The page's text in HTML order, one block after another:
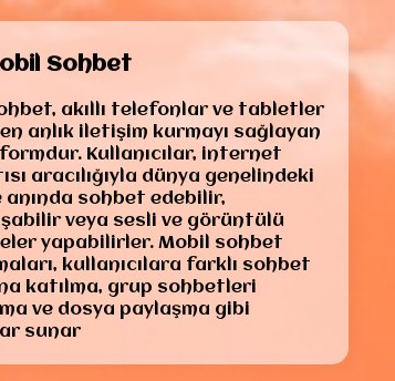
Sohbet
akıllı telefonlar ve tabletler
anlık iletişim kurmayı sağlayan
Kullanıcılar, internet
aracılığıyla dünya genelindeki
anında sohbet edebilir,
veya sesli ve görüntülü
yapabilirler. Mobil sohbet
kullanıcılara farklı sohbet
katılma, grup sohbetleri
ve dosya paylaşma gibi
sunar